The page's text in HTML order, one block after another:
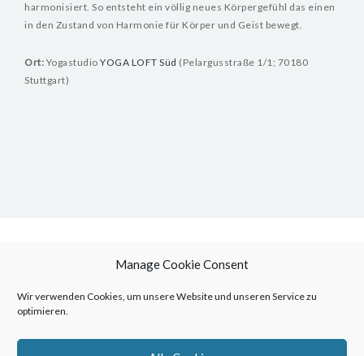
Manage Cookie Consent
Wir verwenden Cookies, um unsere Website und unseren Service zu
optimieren.
KONTAKT & TERMINE
harmonisiert. So entsteht ein völlig neues Körpergefühl das einen
in den Zustand von Harmonie für Körper und Geist bewegt.
Ort: Yogastudio YOGA LOFT Süd (Pelargusstraße 1/1; 70180
Stuttgart)